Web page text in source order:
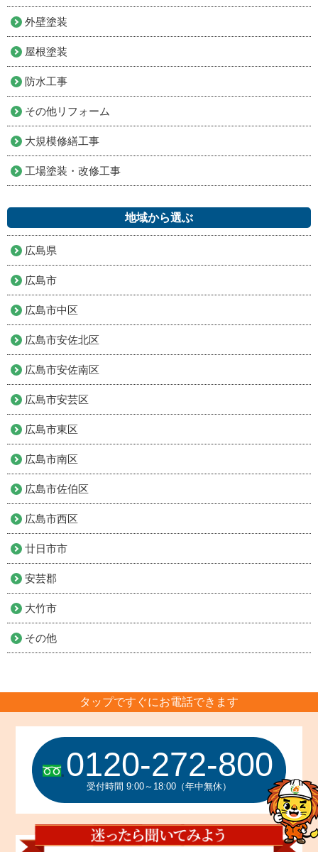
外壁塗装
屋根塗装
防水工事
その他リフォーム
大規模修繕工事
工場塗装・改修工事
地域から選ぶ
広島県
広島市
広島市中区
広島市安佐北区
広島市安佐南区
広島市安芸区
広島市東区
広島市南区
広島市佐伯区
広島市西区
廿日市市
安芸郡
大竹市
その他
タップですぐにお電話できます
0120-272-800
受付時間 9:00～18:00（年中無休）